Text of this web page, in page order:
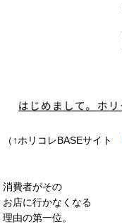
（↑ホリコレBASEサイト
消費者がその
お店に行かなくなる
理由の第一位。